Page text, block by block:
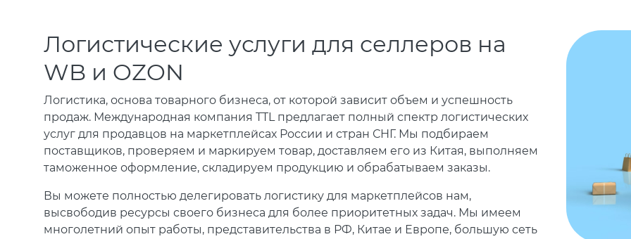
Логистические услуги для селлеров на
WB и OZON
Логистика, основа товарного бизнеса, от которой зависит объем и успешность
продаж. Международная компания TTL предлагает полный спектр логистических
услуг для продавцов на маркетплейсах России и стран СНГ. Мы подбираем
поставщиков, проверяем и маркируем товар, доставляем его из Китая, выполняем
таможенное оформление, складируем продукцию и обрабатываем заказы.
Вы можете полностью делегировать логистику для маркетплейсов нам,
высвободив ресурсы своего бизнеса для более приоритетных задач. Мы имеем
многолетний опыт работы, представительства в РФ, Китае и Европе, большую сеть